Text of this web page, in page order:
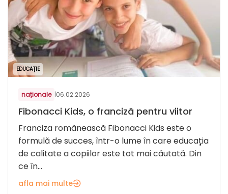
EDUCAȚIE
naționale |06.02.2026
Fibonacci Kids, o franciză pentru viitor
Franciza românească Fibonacci Kids este o
formulă de succes, într-o lume în care educația
de calitate a copiilor este tot mai căutată. Din
ce în...
afla mai multe